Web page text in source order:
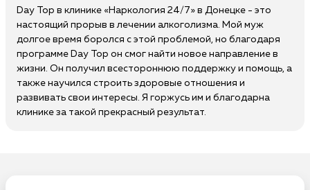
Day Top в клинике «Наркология 24/7» в Донецке - это
настоящий прорыв в лечении алкоголизма. Мой муж
долгое время боролся с этой проблемой, но благодаря
программе Day Top он смог найти новое направление в
жизни. Он получил всестороннюю поддержку и помощь, а
также научился строить здоровые отношения и
развивать свои интересы. Я горжусь им и благодарна
клинике за такой прекрасный результат.